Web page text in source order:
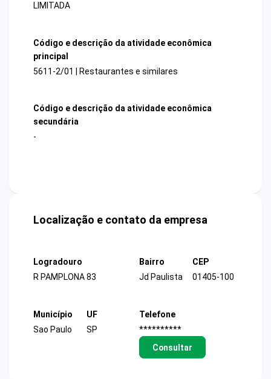
LIMITADA
Código e descrição da atividade econômica
principal
5611-2/01 | Restaurantes e similares
Código e descrição da atividade econômica
secundária
-
Localização e contato da empresa
Logradouro
R PAMPLONA 83
Bairro
Jd Paulista
CEP
01405-100
Município
Sao Paulo
UF
SP
Telefone
**********
Consultar